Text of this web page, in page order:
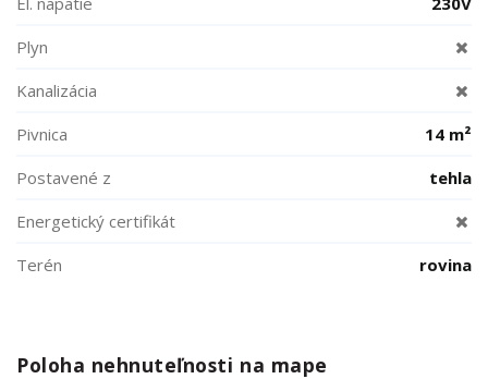
Plyn
Kanalizácia
Pivnica
14 m²
Postavené z
tehla
Energetický certifikát
Terén
rovina
Poloha nehnuteľnosti na mape